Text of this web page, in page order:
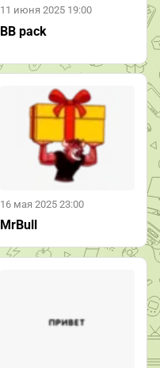
11 июня 2025 19:00
BB pack
16 мая 2025 23:00
MrBull